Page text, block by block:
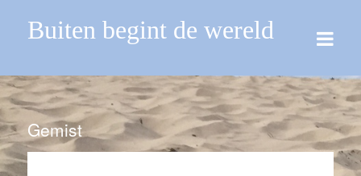
Buiten begint de wereld
Gemist